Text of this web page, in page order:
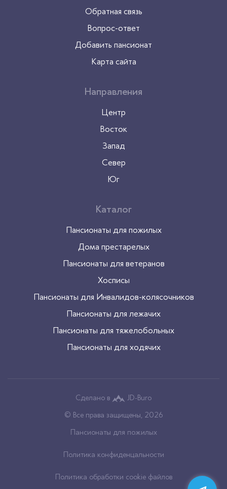
Обратная связь
Вопрос-ответ
Добавить пансионат
Карта сайта
Направления
Центр
Восток
Запад
Север
Юг
Каталог
Пансионаты для пожилых
Дома престарелых
Пансионаты для ветеранов
Хосписы
Пансионаты для Инвалидов-колясочников
Пансионаты для лежачих
Пансионаты для тяжелобольных
Пансионаты для ходячих
Сделано в
JD-Buro
© Все права защищены, 2026
Пансионаты для пожилых
Политика конфиденцальности
Политика обработки cookie файлов